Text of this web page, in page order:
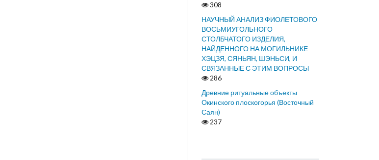
308
НАУЧНЫЙ АНАЛИЗ ФИОЛЕТОВОГО
ВОСЬМИУГОЛЬНОГО
СТОЛБЧАТОГО ИЗДЕЛИЯ,
НАЙДЕННОГО НА МОГИЛЬНИКЕ
ХЭЦЗЯ, СЯНЬЯН, ШЭНЬСИ, И
СВЯЗАННЫЕ С ЭТИМ ВОПРОСЫ
286
Древние ритуальные объекты
Окинского плоскогорья (Восточный
Саян)
237